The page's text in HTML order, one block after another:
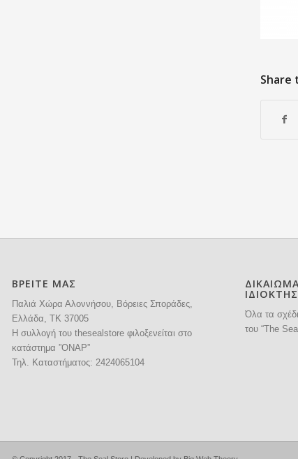
Share
ΒΡΕΙΤΕ ΜΑΣ
Παλιά Χώρα Αλοννήσου, Βόρειες Σποράδες,
Ελλάδα, ΤΚ 37005
H συλλογή του thesealstore φιλοξενείται στο
κατάστημα ”ΟΝΑΡ”
Τηλ. Καταστήματος: 2424065104
Όλα τα
του “The